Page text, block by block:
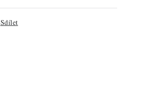
Sdílet